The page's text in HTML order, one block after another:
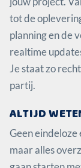
tot de
planning en de
realtime
Je staat zo
partij.
ALTIJD
Geen
maar alles